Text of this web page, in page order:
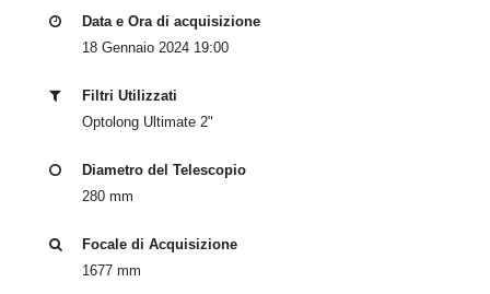
Data e Ora di acquisizione
18 Gennaio 2024 19:00
Filtri Utilizzati
Optolong Ultimate 2"
Diametro del Telescopio
280 mm
Focale di Acquisizione
1677 mm